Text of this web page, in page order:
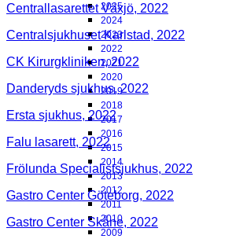
2025
2024
2023
2022
2021
2020
2019
2018
2017
2016
2015
2014
2013
2012
2011
2010
2009
Centrallasarettet Växjö, 2022
Centralsjukhuset Karlstad, 2022
CK Kirurgkliniken, 2022
Danderyds sjukhus, 2022
Ersta sjukhus, 2022
Falu lasarett, 2022
Frölunda Specialistsjukhus, 2022
Gastro Center Göteborg, 2022
Gastro Center Skåne, 2022